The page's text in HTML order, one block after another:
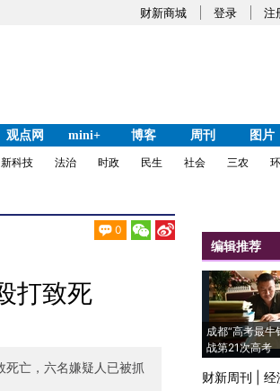
财新商城 登录 注
观点网 mini+ 博客 周刊 图片
新科技 法治 时政 民生 社会 三农
0
打致死
死亡，六名嫌疑人已被抓
编辑推荐
成都“高考最牛
战第21次高考
财新周刊
经